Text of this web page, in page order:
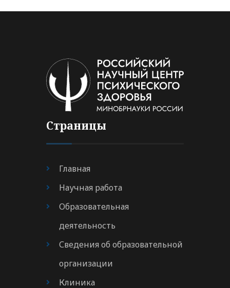
Страницы
Главная
Научная работа
Образовательная
деятельность
Сведения об образовательной
организации
Клиника